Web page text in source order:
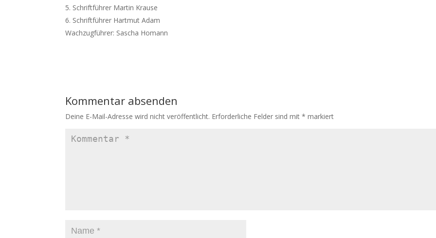
Schriftführer Martin Krause
Schriftführer Hartmut Adam
Wachzugführer: Sascha Homann
Kommentar absenden
Deine E-Mail-Adresse wird nicht veröffentlicht. Erforderliche Felder sind mit* markiert